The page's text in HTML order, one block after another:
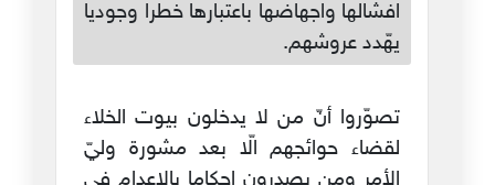
افشالها واجهاضها باعتبارها خطرا وجوديا
يهّدد عروشهم.
تصوّروا أنّ من لا يدخلون بيوت الخلاء
لقضاء حوائجهم الّا بعد مشورة وليّ
الأمر ومن يصدرون احكاما بالإعدام في